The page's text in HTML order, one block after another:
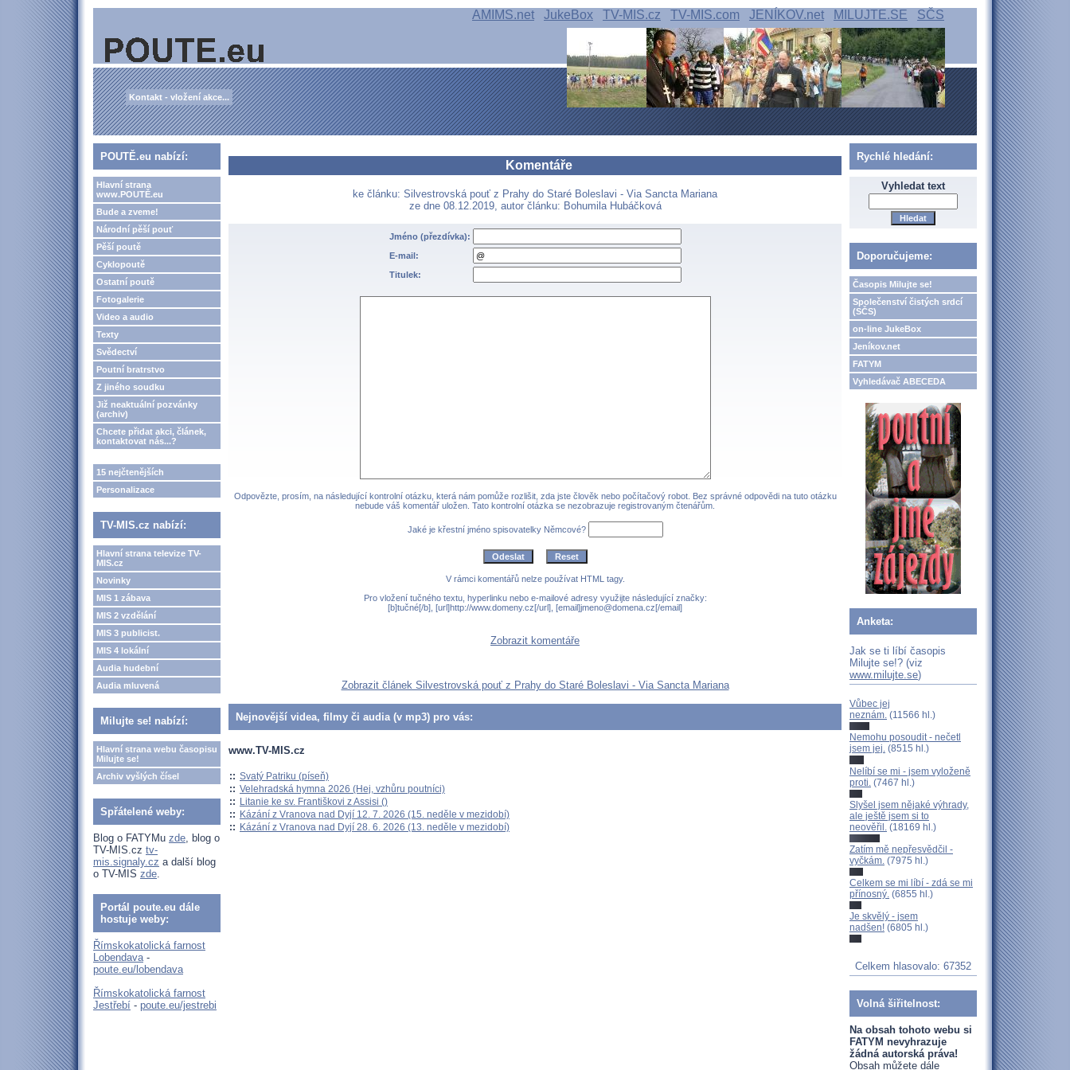
AMIMS.net JukeBox TV-MIS.cz TV-MIS.com JENÍKOV.net MILUJTE.SE SČS
Kontakt - vložení akce...
POUTĚ.eu nabízí:
Hlavní strana
www.POUTĚ.eu
Bude a zveme!
Národní pěší pouť
Pěší poutě
Cyklopoutě
Ostatní poutě
Fotogalerie
Video a audio
Texty
Svědectví
Poutní bratrstvo
Z jiného soudku
Již neaktuální pozvánky
(archiv)
Chcete přidat akci, článek,
kontaktovat nás...?
15 nejčtenějších
Personalizace
TV-MIS.cz nabízí:
Hlavní strana televize TV-
MIS.cz
Novinky
MIS 1 zábava
MIS 2 vzdělání
MIS 3 publicist.
MIS 4 lokální
Audia hudební
Audia mluvená
Milujte se! nabízí:
Hlavní strana webu časopisu
Milujte se!
Archiv vyšlých čísel
Spřátelené weby:
Blog o FATYMu zde, blog o
TV-MIS.cz tv-
mis.signaly.cz a další blog
o TV-MIS zde.
Portál poute.eu dále
hostuje weby:
Římskokatolická farnost
Lobendava-
poute.eu/lobendava
Římskokatolická farnost
Jestřebí - poute.eu/jestrebi
Komentáře
ke článku: Silvestrovská pouť z Prahy do Staré Boleslavi - Via Sancta Mariana
ze dne 08.12.2019, autor článku: Bohumila Hubáčková
Jméno (přezdívka):
E-mail:
Titulek:
Odpovězte, prosím, na následující kontrolní otázku, která nám pomůže rozlišit, zda jste člověk nebo počítačový robot. Bez správné odpovědi na tuto otázku
nebude váš komentář uložen. Tato kontrolní otázka se nezobrazuje registrovaným čtenářům.
Jaké je křestní jméno spisovatelky Němcové?
V rámci komentářů nelze používat HTML tagy.
Pro vložení tučného textu, hyperlinku nebo e-mailové adresy využijte následující značky:
[b]tučné[/b], [url]http://www.domeny.cz[/url], [email]jmeno@domena.cz[/email]
Zobrazit komentáře
Zobrazit článek Silvestrovská pouť z Prahy do Staré Boleslavi - Via Sancta Mariana
Nejnovější videa, filmy či audia (v mp3) pro vás:
www.TV-MIS.cz
:: Svatý Patriku (píseň)
:: Velehradská hymna 2026 (Hej, vzhůru poutníci)
:: Litanie ke sv. Františkovi z Assisi ()
:: Kázání z Vranova nad Dyjí 12. 7. 2026 (15. neděle v mezidobí)
:: Kázání z Vranova nad Dyjí 28. 6. 2026 (13. neděle v mezidobí)
Rychlé hledání:
Vyhledat text
Doporučujeme:
Časopis Milujte se!
Společenství čistých srdcí
(SČS)
on-line JukeBox
Jeníkov.net
FATYM
Vyhledávač ABECEDA
Anketa:
Jak se ti líbí časopis
Milujte se!? (viz
www.milujte.se)
Vůbec jej
neznám. (11566 hl.)
Nemohu posoudit - nečetl
jsem jej. (8515 hl.)
Nelíbí se mi - jsem vyloženě
proti. (7467 hl.)
Slyšel jsem nějaké výhrady,
ale ještě jsem si to
neověřil. (18169 hl.)
Zatím mě nepřesvědčil -
vyčkám. (7975 hl.)
Celkem se mi líbí - zdá se mi
přínosný. (6855 hl.)
Je skvělý - jsem
nadšen! (6805 hl.)
Celkem hlasovalo: 67352
Volná šiřitelnost:
Na obsah tohoto webu si
FATYM nevyhrazuje
žádná autorská práva!
Obsah můžete dále